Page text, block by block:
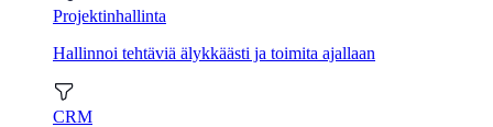
Projektinhallinta
Hallinnoi tehtäviä älykkäästi ja toimita ajallaan
CRM